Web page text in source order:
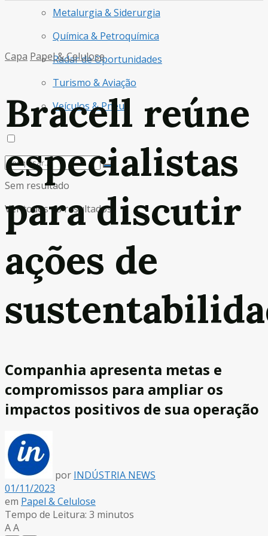
Metalurgia & Siderurgia
Química & Petroquímica
Radar de Oportunidades
Turismo & Aviação
Veículos & Pneus
Sem resultado
Ver todos os resultados
Capa Papel & Celulose
Bracell reúne
especialistas
para discutir
ações de
Companhia apresenta metas e
compromissos para ampliar os
impactos positivos de sua operação
por INDÚSTRIA NEWS
01/11/2023
em Papel & Celulose
Tempo de Leitura: 3 minutos
AA